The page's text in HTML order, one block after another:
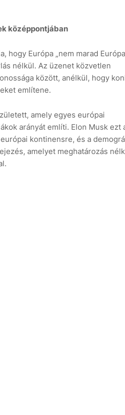
középpontjában
hogy Európa „nem marad
nélkül. Az üzenet közvetlen
között, anélkül, hogy
említene.
amely egyes európai
arányát említi. Elon Musk ezt
kontinensre, és a
amelyet meghatározás